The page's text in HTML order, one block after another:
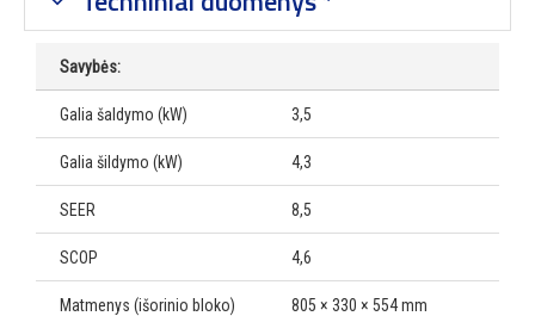
Savybės:
Galia šaldymo (kW) 3,5
Galia šildymo (kW) 4,3
SEER 8,5
SCOP 4,6
Matmenys (išorinio bloko) 805 × 330 × 554 mm